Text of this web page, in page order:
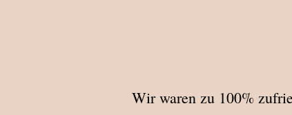
Wir waren zu 100%